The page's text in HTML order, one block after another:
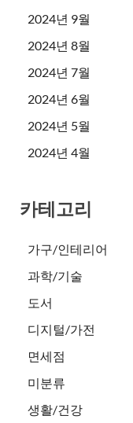
2024년 9월
2024년 8월
2024년 7월
2024년 6월
2024년 5월
2024년 4월
카테고리
가구/인테리어
과학/기술
도서
디지털/가전
면세점
미분류
생활/건강